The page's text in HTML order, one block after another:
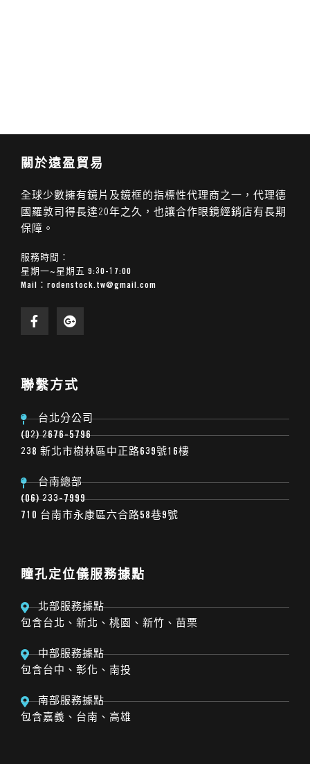
關於遠盈貿易
全球少數擁有鏡片及鏡框的指標性代理商之一，代理德
國羅敦司得長達20年之久，也讓合作眼鏡經銷店有長期
保障。
服務時間：
星期一~星期五 9:30-17:00
Mail： rodenstock.tw@gmail.com
聯繫方式
台北分公司
(02) 2676-5796
238 新北市樹林區中正路639號16樓
台南總部
(06) 233-7999
710 台南市永康區六合路58巷9號
瞳孔定位儀服務據點
北部服務據點
包含台北、新北、桃園、新竹、苗栗
中部服務據點
包含台中、彰化、南投
南部服務據點
包含嘉義、台南、高雄